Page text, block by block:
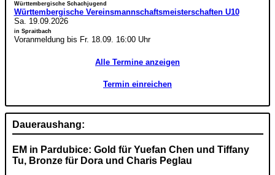
Württembergische Schachjugend
Württembergische Vereinsmannschaftsmeisterschaften U10
Sa. 19.09.2026
in Spraitbach
Voranmeldung bis Fr. 18.09. 16:00 Uhr
Alle Termine anzeigen
Termin einreichen
Daueraushang:
EM in Pardubice: Gold für Yuefan Chen und Tiffany
Tu, Bronze für Dora und Charis Peglau